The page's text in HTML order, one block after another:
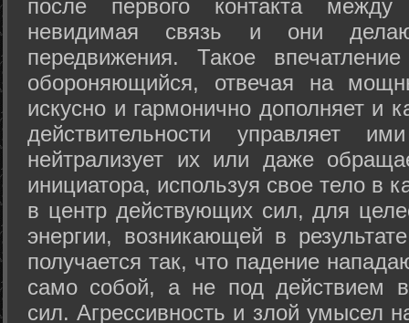
после первого контакта
невидимая связь и они
передвижения. Такое
обороняющийся, отвечая на
искусно и гармонично дополняет и
действительности управляет
нейтрализует их или даже
инициатора, используя свое тело в
в центр действующих сил, для
энергии, возникающей в
получается так, что падение
само собой, а не под действием
сил. Агрессивность и злой умысел